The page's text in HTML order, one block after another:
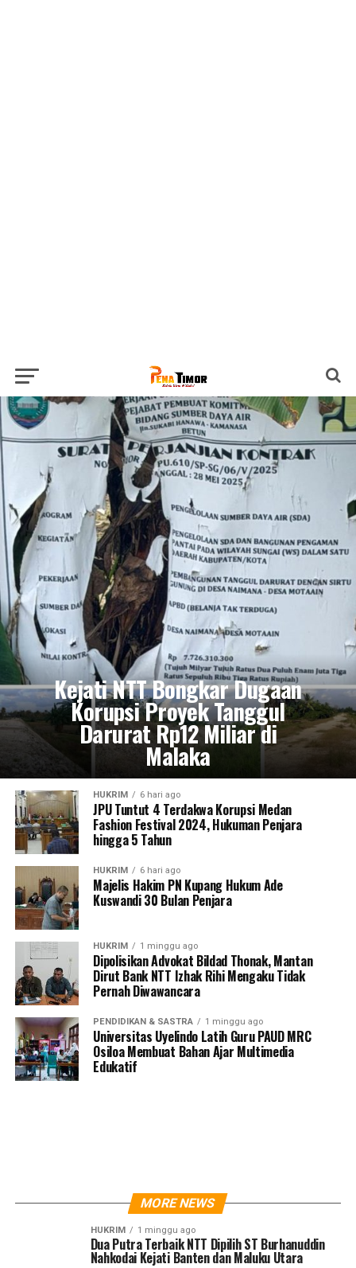
Kejati NTT Bongkar Dugaan
Korupsi Proyek Tanggul
Darurat Rp12 Miliar di
Malaka
HUKRIM 6 hari ago
JPU Tuntut 4 Terdakwa Korupsi Medan
Fashion Festival 2024, Hukuman Penjara
hingga 5 Tahun
HUKRIM 6 hari ago
Majelis Hakim PN Kupang Hukum Ade
Kuswandi 30 Bulan Penjara
HUKRIM 1 minggu ago
Dipolisikan Advokat Bildad Thonak, Mantan
Dirut Bank NTT Izhak Rihi Mengaku Tidak
Pernah Diwawancara
PENDIDIKAN & SASTRA 1 minggu ago
Universitas Uyelindo Latih Guru PAUD MRC
Osiloa Membuat Bahan Ajar Multimedia
Edukatif
MORE NEWS
HUKRIM 1 minggu ago
Dua Putra Terbaik NTT Dipilih ST Burhanuddin
Nahkodai Kejati Banten dan Maluku Utara